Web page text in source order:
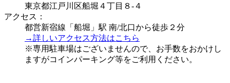
東京都江戸川区船堀４丁目８-４
アクセス：
都営新宿線「船堀」駅 南/北口から徒歩２分
→詳しいアクセス方法はこちら
※専用駐車場はございませんので、お手数をおかけし
ますがコインパーキング等をご利用ください。